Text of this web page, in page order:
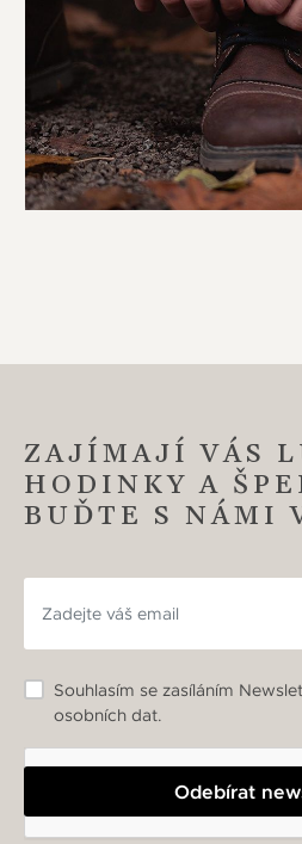
ZAJÍMAJÍ VÁS
HODINKY A
BUĎTE S NÁMI
Odebírat
Souhlasím se zasíláním
osobních dat.